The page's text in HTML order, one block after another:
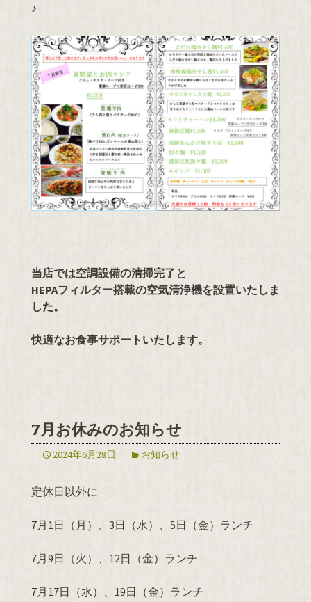
♪
当店では空調設備の清掃完了と
HEPAフィルター搭載の空気清浄機を設置いたしま
した。
快適なお食事サポートいたします。
7月お休みのお知らせ
2024年6月28日 お知らせ
定休日以外に
7月1日（月）、3日（水）、5日（金）ランチ
7月9日（火）、12日（金）ランチ
7月17日（水）、19日（金）ランチ